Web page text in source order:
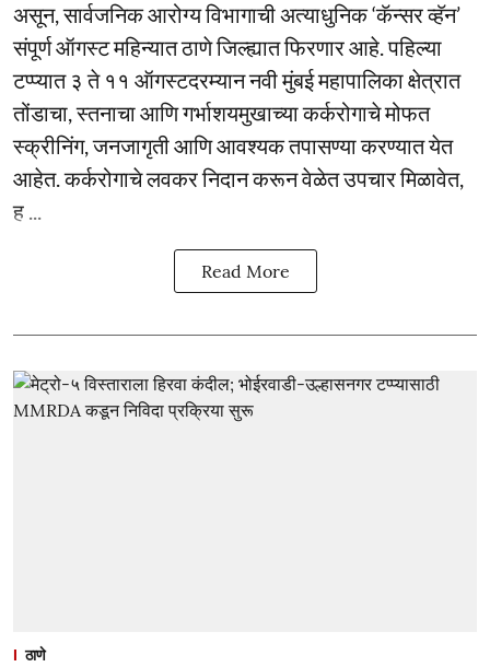
असून, सार्वजनिक आरोग्य विभागाची अत्याधुनिक ‘कॅन्सर व्हॅन’
संपूर्ण ऑगस्ट महिन्यात ठाणे जिल्ह्यात फिरणार आहे. पहिल्या
टप्प्यात ३ ते ११ ऑगस्टदरम्यान नवी मुंबई महापालिका क्षेत्रात
तोंडाचा, स्तनाचा आणि गर्भाशयमुखाच्या कर्करोगाचे मोफत
स्क्रीनिंग, जनजागृती आणि आवश्यक तपासण्या करण्यात येत
आहेत. कर्करोगाचे लवकर निदान करून वेळेत उपचार मिळावेत,
ह ...
Read More
ठाणे